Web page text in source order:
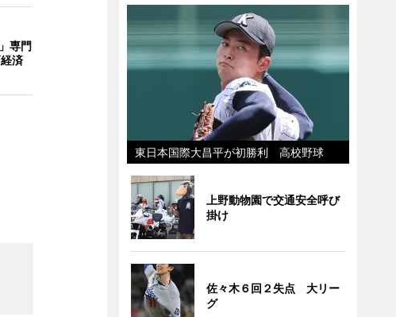
専門
済
東日本国際大昌平が初勝利 高校野球
上野動物園で交通安全呼び
掛け
佐々木６回２失点 大リー
グ